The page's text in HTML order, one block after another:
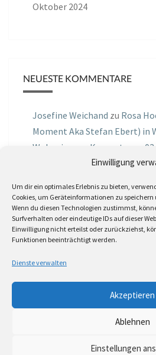
Einwilligung
Um dir ein optimales Erlebnis zu bieten,
Cookies, um Geräteinformationen zu
Wenn du diesen Technologien zustimmst,
Surfverhalten oder eindeutige IDs auf dieser
Einwilligung nicht erteilst oder zurückziehst,
Funktionen beeinträchtigt werden.
Dienste verwalten
Akzeptieren
Ablehnen
Einstellungen
Oktober 2024
NEUESTE KOMMENTARE
Josefine Weichand zu Rosa
Moment Aka Stefan Ebert) in
Wohnzimmer Konzerte am
Podcast Nr.01 vom
MIRI IN THE GREENzuMiri in
Hemingway Lounge, am
MollezuInterview mit dem
8ten Vinylflohmarkt am